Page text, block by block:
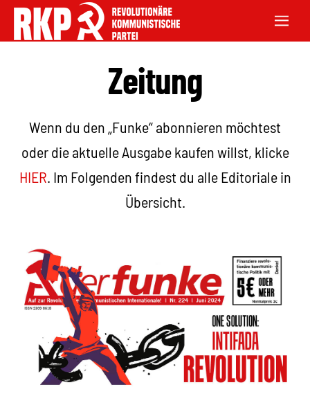
Zeitung
Wenn du den „Funke“ abonnieren möchtest
oder die aktuelle Ausgabe kaufen willst, klicke
HIER. Im Folgenden findest du alle Editoriale in
Übersicht.